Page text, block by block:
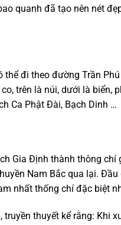
quanh đã tạo nên nét
thể đi theo đường Trần
trên là núi, dưới là biển,
Ca Phật Đài, Bạch Dinh …
Gia Định thành thông chí
Nam Bắc qua lại. Đầu
nhất thống chí đặc biệt
, truyền thuyết kể rằng: Khi